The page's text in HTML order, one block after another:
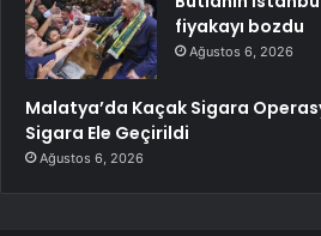
fiyakayı bozdu
Ağustos 6, 2026
Malatya’da Kaçak Sigara
Sigara Ele Geçirildi
Ağustos 6, 2026